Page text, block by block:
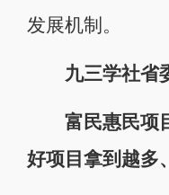
发展机制。
九三学社省
富民惠民项目
好项目拿到越多